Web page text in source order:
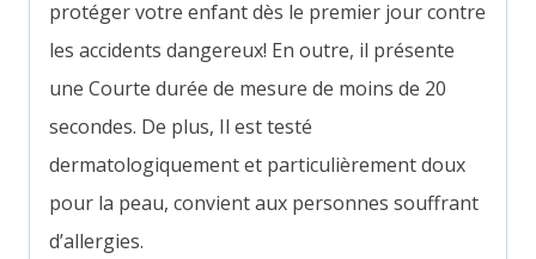
protéger votre enfant dès le premier jour contre
les accidents dangereux! En outre, il présente
une Courte durée de mesure de moins de 20
secondes. De plus, Il est testé
dermatologiquement et particulièrement doux
pour la peau, convient aux personnes souffrant
d’allergies.